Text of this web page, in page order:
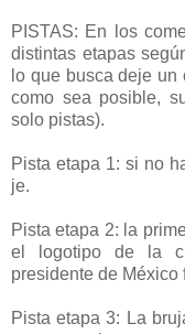
PISTAS: En los
distintas etapas
lo que busca deje
como sea posible,
solo pistas).
Pista etapa 1: si no
je.
Pista etapa 2: la
el logotipo de la
presidente de México
Pista etapa 3: La